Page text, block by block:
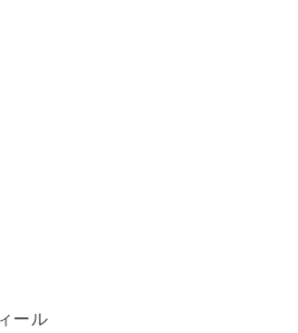
ール